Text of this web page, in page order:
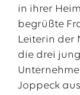
in ihrer
begrüßte
Leiterin der
die drei
Joppeck
Das EWE-
Unsere